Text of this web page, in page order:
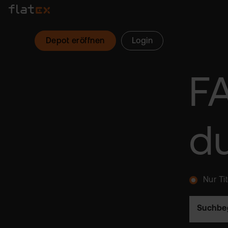
Depot eröffnen Login
Nur